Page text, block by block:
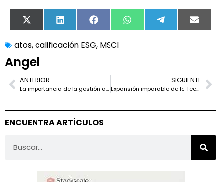
X
(Twitter)
LinkedIn FacebookWhatsApp TelegramEmail
atos,calificación ESG, MSCI
Angel
ANTERIOR
La importancia de la gestión adecuada del cableado en los Centros de Datos
SIGUIENTE
Expansión imparable de la Tecnología 5G camino de 2.000 millones de conexiones
ENCUENTRA ARTÍCULOS